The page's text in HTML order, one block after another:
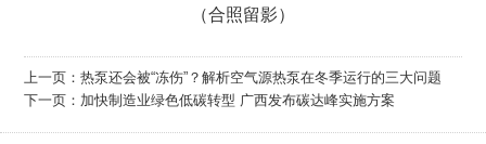
（合照留影）
上一页：热泵还会被“冻伤”？解析空气源热泵在冬季运行的三大问题
下一页： 加快制造业绿色低碳转型 广西发布碳达峰实施方案